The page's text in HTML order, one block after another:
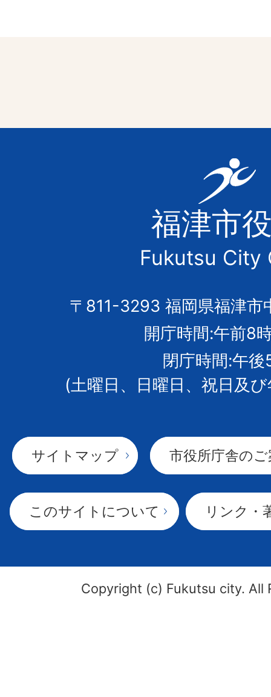
福
津
市
の
市
章
福津市
Fukutsu City
〒811-3293 福岡県福津市
開庁時間:午前8
閉庁時間:午後
(土曜日、日曜日、祝日及
サイトマップ 市役所庁舎の
このサイトについて リンク・
Copyright (c) Fukutsu city. All